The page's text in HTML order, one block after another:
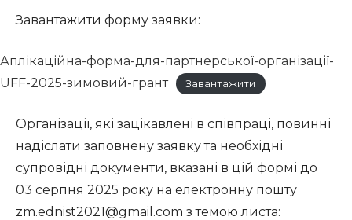
Завантажити форму заявки:
Аплікаційна-форма-для-партнерської-організації-
UFF-2025-зимовий-грант
Завантажити
Організації, які зацікавлені в співпраці, повинні
надіслати заповнену заявку та необхідні
супровідні документи, вказані в цій формі до
03 серпня 2025 року на електронну пошту
zm.ednist2021@gmail.com з темою листа: